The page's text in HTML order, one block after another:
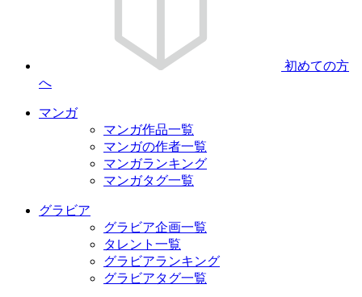
初めての方
へ
マンガ
マンガ作品一覧
マンガの作者一覧
マンガランキング
マンガタグ一覧
グラビア
グラビア企画一覧
タレント一覧
グラビアランキング
グラビアタグ一覧